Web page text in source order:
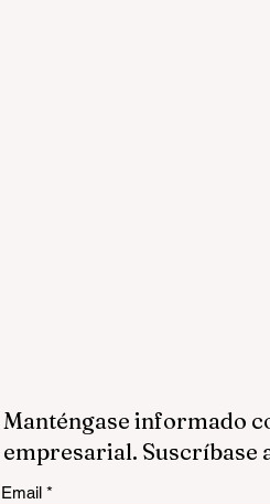
Manténgase informado
empresarial. Suscríbase
Email